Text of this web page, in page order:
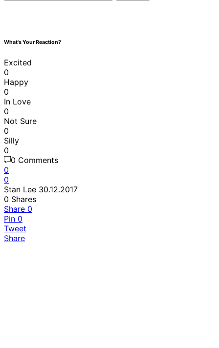
What's Your Reaction?
Excited
0
Happy
0
In Love
0
Not Sure
0
Silly
0
0 Comments
0
0
Stan Lee 30.12.2017
0 Shares
Share 0
Pin 0
Tweet
Share